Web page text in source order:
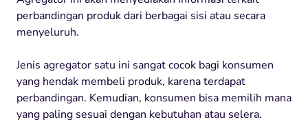
perbandingan produk dari berbagai sisi atau secara
menyeluruh.
Jenis agregator satu ini sangat cocok bagi konsumen
yang hendak membeli produk, karena terdapat
perbandingan. Kemudian, konsumen bisa memilih mana
yang paling sesuai dengan kebutuhan atau selera.